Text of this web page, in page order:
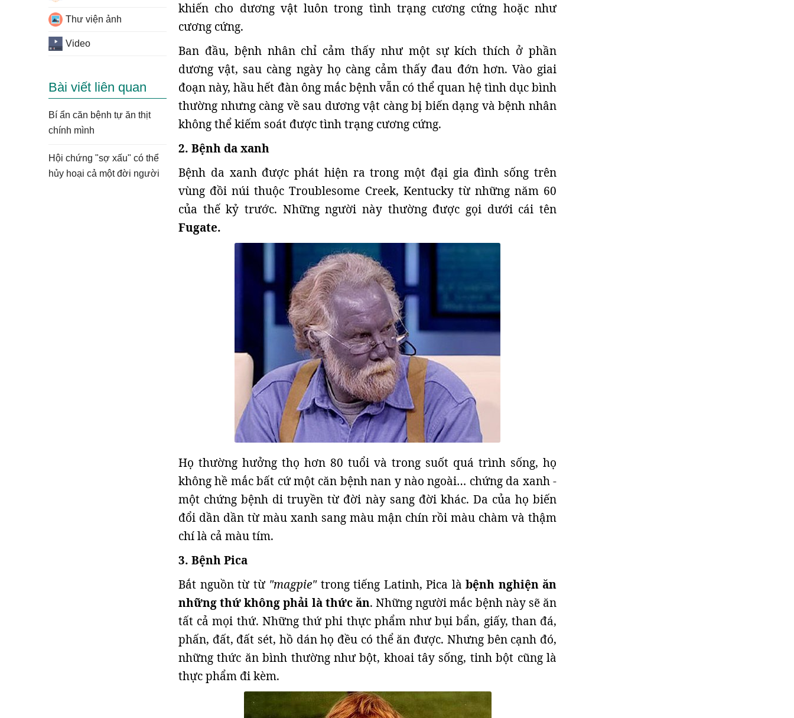
khiến cho dương vật luôn trong tình trạng cương cứng hoặc như
cương cứng.
Ban đầu, bệnh nhân chỉ cảm thấy như một sự kích thích ở phần
dương vật, sau càng ngày họ càng cảm thấy đau đớn hơn. Vào giai
đoạn này, hầu hết đàn ông mắc bệnh vẫn có thể quan hệ tình dục bình
thường nhưng càng về sau dương vật càng bị biến dạng và bệnh nhân
không thể kiếm soát được tình trạng cương cứng.
2. Bệnh da xanh
Bệnh da xanh được phát hiện ra trong một đại gia đình sống trên
vùng đồi núi thuộc Troublesome Creek, Kentucky từ những năm 60
của thế kỷ trước. Những người này thường được gọi dưới cái tên
Fugate.
Họ thường hưởng thọ hơn 80 tuổi và trong suốt quá trình sống, họ
không hề mắc bất cứ một căn bệnh nan y nào ngoài… chứng da xanh -
một chứng bệnh di truyền từ đời này sang đời khác. Da của họ biến
đổi dần dần từ màu xanh sang màu mận chín rồi màu chàm và thậm
chí là cả màu tím.
3. Bệnh Pica
Bắt nguồn từ từ"magpie"trong tiếng Latinh, Pica là bệnh nghiện ăn
những thứ không phải là thức ăn. Những người mắc bệnh này sẽ ăn
tất cả mọi thứ. Những thứ phi thực phẩm như bụi bẩn, giấy, than đá,
phấn, đất, đất sét, hồ dán họ đều có thể ăn được. Nhưng bên cạnh đó,
những thức ăn bình thường như bột, khoai tây sống, tinh bột cũng là
thực phẩm đi kèm.
Thư viện ảnh
Video
Bài viết liên quan
Bí ẩn căn bệnh tự ăn thịt
chính mình
Hội chứng "sợ xấu" có thể
hủy hoại cả một đời người